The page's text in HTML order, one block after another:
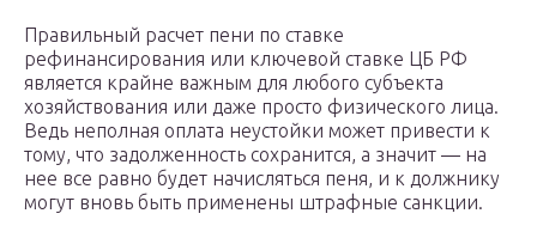
Правильный расчет пени по ставке
рефинансирования или ключевой ставке ЦБ РФ
является крайне важным для любого субъекта
хозяйствования или даже просто физического лица.
Ведь неполная оплата неустойки может привести к
тому, что задолженность сохранится, а значит — на
нее все равно будет начисляться пеня, и к должнику
могут вновь быть применены штрафные санкции.